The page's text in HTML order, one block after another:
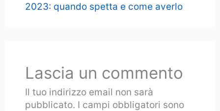
2023: quando spetta e come averlo
Lascia un commento
Il tuo indirizzo email non sarà
pubblicato. I campi obbligatori sono